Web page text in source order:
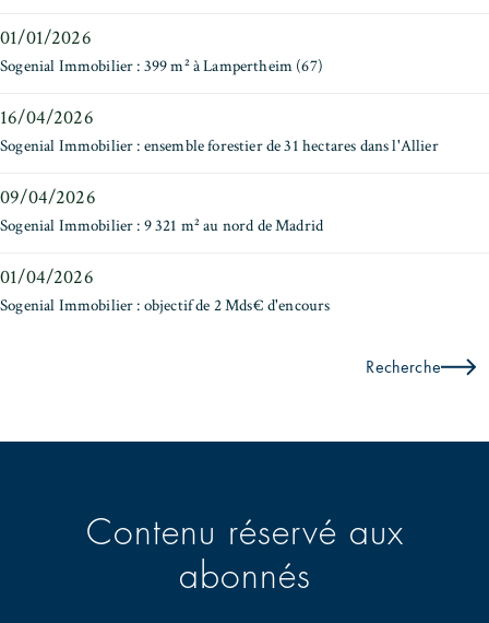
01/01/2026
Sogenial Immobilier : 399 m² à Lampertheim (67)
16/04/2026
Sogenial Immobilier : ensemble forestier de 31 hectares dans l'Allier
09/04/2026
Sogenial Immobilier : 9 321 m² au nord de Madrid
01/04/2026
Sogenial Immobilier : objectif de 2 Mds€ d'encours
Recherche
Contenu réservé aux
abonnés